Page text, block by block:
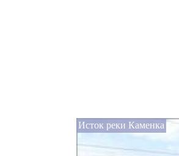
Исток реки Каменка